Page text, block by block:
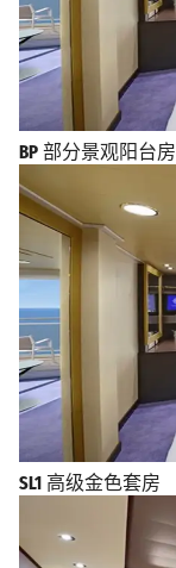
BP 部分景观阳台房
SL1 高级金色套房